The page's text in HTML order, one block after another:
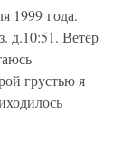
1999 года.
д.10:51. Ветер
грустью я